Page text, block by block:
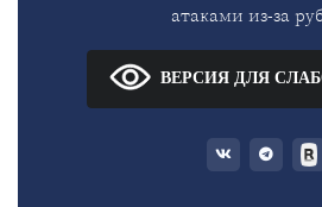
атаками из-за
ВЕРСИЯ ДЛЯ